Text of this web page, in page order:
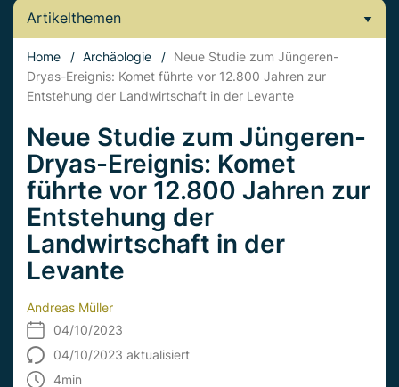
Artikelthemen
Home / Archäologie / Neue Studie zum Jüngeren-
Dryas-Ereignis: Komet führte vor 12.800 Jahren zur
Entstehung der Landwirtschaft in der Levante
Neue Studie zum Jüngeren-
Dryas-Ereignis: Komet
führte vor 12.800 Jahren zur
Entstehung der
Landwirtschaft in der
Levante
Andreas Müller
04/10/2023
04/10/2023 aktualisiert
4min